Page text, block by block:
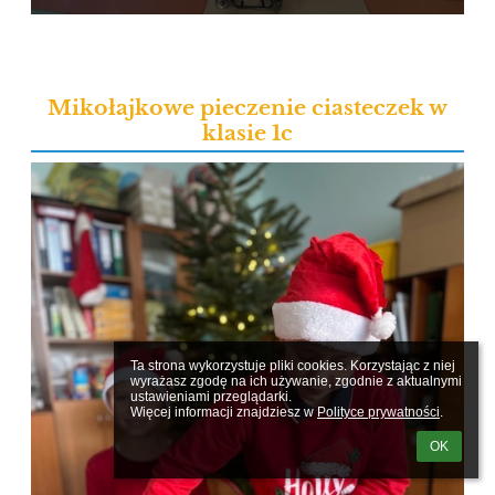
Ta strona wykorzystuje pliki cookies. Korzystając z niej
wyrażasz zgodę na ich używanie, zgodnie z aktualnymi
ustawieniami przeglądarki.
Więcej informacji znajdziesz w Polityce prywatności.
OK
Mikołajkowe pieczenie ciasteczek w
klasie 1c